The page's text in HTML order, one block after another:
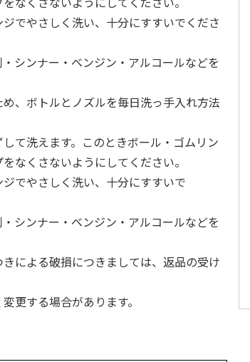
レ ナチュラルグ
ぐるぐるボーン型 S
…
こ用 まぐろ・かつ
おに…
でやさしく洗い、十分にすすいでくださ
シンナー・ベンジン・アルコールなどを
、ボトルとノズルを毎日洗っ手入れ方法
て洗えます。このときボール・ゴムリン
なくさないようにしてください。
でやさしく洗い、十分にすすいで
シンナー・ベンジン・アルコールなどを
きによる破損につきましては、返品の受け
更する場合があります。